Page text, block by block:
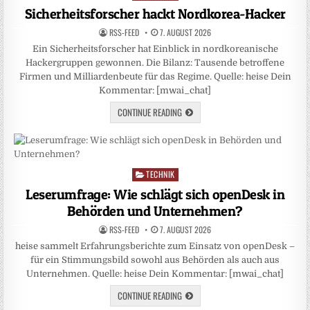
Sicherheitsforscher hackt Nordkorea-Hacker
RSS-FEED 7. AUGUST 2026
Ein Sicherheitsforscher hat Einblick in nordkoreanische
Hackergruppen gewonnen. Die Bilanz: Tausende betroffene
Firmen und Milliardenbeute für das Regime. Quelle: heise Dein
Kommentar: [mwai_chat]
CONTINUE READING
Posted
TECHNIK
Leserumfrage: Wie schlägt sich openDesk in
Behörden und Unternehmen?
RSS-FEED 7. AUGUST 2026
heise sammelt Erfahrungsberichte zum Einsatz von openDesk –
für ein Stimmungsbild sowohl aus Behörden als auch aus
Unternehmen. Quelle: heise Dein Kommentar: [mwai_chat]
CONTINUE READING